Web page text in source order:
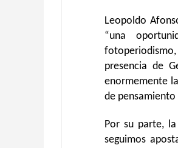
Leopoldo
“una
presencia de
enormemente
de pensamiento
Por su parte,
seguimos